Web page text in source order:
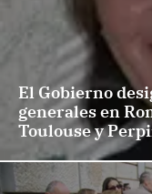
El Gobierno
generales en
Toulouse y